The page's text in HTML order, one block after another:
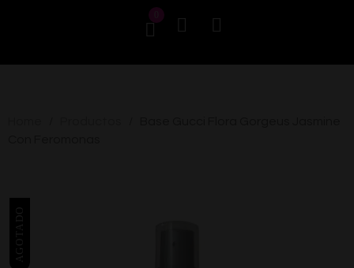
AGOTADO